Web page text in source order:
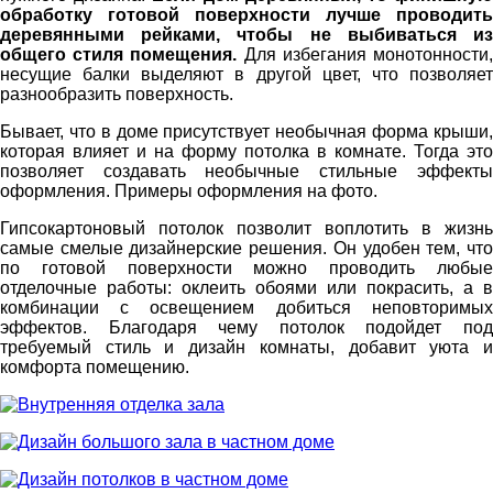
обработку готовой поверхности лучше проводить
деревянными рейками, чтобы не выбиваться из
общего стиля помещения. Для избегания монотонности,
несущие балки выделяют в другой цвет, что позволяет
разнообразить поверхность.
Бывает, что в доме присутствует необычная форма крыши,
которая влияет и на форму потолка в комнате. Тогда это
позволяет создавать необычные стильные эффекты
оформления. Примеры оформления на фото.
Гипсокартоновый потолок позволит воплотить в жизнь
самые смелые дизайнерские решения. Он удобен тем, что
по готовой поверхности можно проводить любые
отделочные работы: оклеить обоями или покрасить, а в
комбинации с освещением добиться неповторимых
эффектов. Благодаря чему потолок подойдет под
требуемый стиль и дизайн комнаты, добавит уюта и
комфорта помещению.